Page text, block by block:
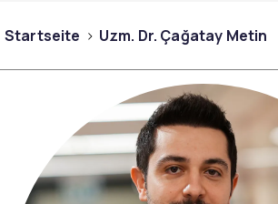
Startseite Uzm. Dr. Çağatay Metin